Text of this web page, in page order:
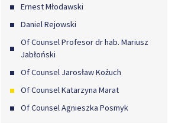
Ernest Młodawski
Daniel Rejowski
Of Counsel Profesor dr hab. Mariusz
Jabłoński
Of Counsel Jarosław Kożuch
Of Counsel Katarzyna Marat
Of Counsel Agnieszka Posmyk